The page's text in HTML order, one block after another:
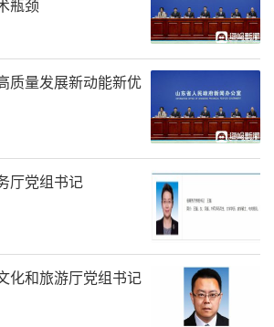
瓶颈
质量发展新动能新优
厅党组书记
化和旅游厅党组书记